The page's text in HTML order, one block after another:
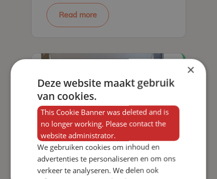
Read more
New Verba Speedfeeder
×
Deze website maakt gebruik
van cookies.
This Cookie Banner was deleted and is
no longer working. Please contact the
website administrator.
We gebruiken cookies om inhoud en
advertenties te personaliseren en om ons
verkeer te analyseren. We delen ook